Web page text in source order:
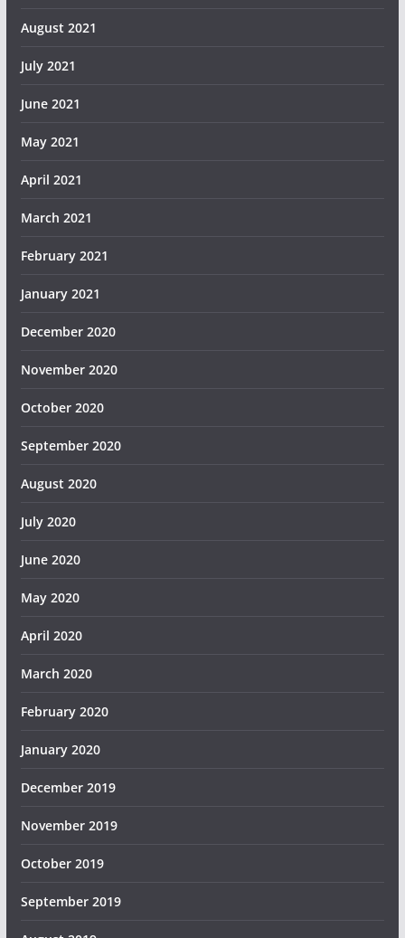
August 2021
July 2021
June 2021
May 2021
April 2021
March 2021
February 2021
January 2021
December 2020
November 2020
October 2020
September 2020
August 2020
July 2020
June 2020
May 2020
April 2020
March 2020
February 2020
January 2020
December 2019
November 2019
October 2019
September 2019